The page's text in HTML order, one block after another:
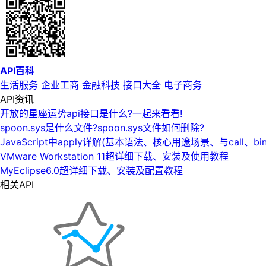
API百科
生活服务 企业工商 金融科技 接口大全 电子商务
API资讯
开放的星座运势api接口是什么?一起来看看!
spoon.sys是什么文件?spoon.sys文件如何删除?
JavaScript中apply详解(基本语法、核心用途场景、与call、
VMware Workstation 11超详细下载、安装及使用教程
MyEclipse6.0超详细下载、安装及配置教程
相关API